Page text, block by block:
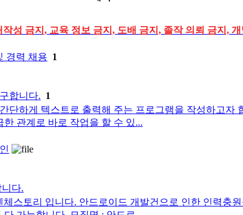
성 금지, 교육 정보 금지, 도배 금지, 졸작 의뢰 금지, 개
경력 채용 1
합니다. 1
단하게 텍스트로 출력해 주는 프로그램을 작성하고
관계로 바로 작업을 할 수 있...
다.
스토리 입니다. 안드로이드 개발건으로 인한 인력